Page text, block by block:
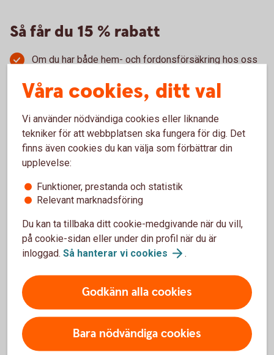
Så får du 15 % rabatt
Om du har både hem- och fordonsförsäkring hos oss
barnförsäkringen och olycksfallsförsäkringen.
Rabatten visas när du är inloggad i internetbank eller
app och klickar på ”Se pris”.
Rabatten gäller när du har försäkringen Villahem, Villa
eller Hem (ej Fritidshus) i kombination med
försäkringen Bil, Lätt lastbil eller Husbil.
Anmäl skada
Har olyckan varit framme?
Våra cookies, ditt val
Vi använder nödvändiga cookies eller liknande
tekniker för att webbplatsen ska fungera för dig. Det
finns även cookies du kan välja som förbättrar din
upplevelse:
Funktioner, prestanda och statistik
Relevant marknadsföring
Du kan ta tillbaka ditt cookie-medgivande när du vill,
på cookie-sidan eller under din profil när du är
inloggad. Så hanterar vi cookies .
Godkänn alla cookies
Bara nödvändiga cookies